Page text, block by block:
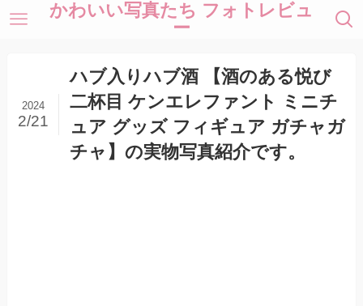
かわいい写真たち フォトレビュ
ー
ハブ入りハブ酒 【酒のある悦び
二杯目 ケンエレファント ミニチ
ュア グッズ フィギュア ガチャガ
チャ】の実物写真紹介です。
2024
2/21